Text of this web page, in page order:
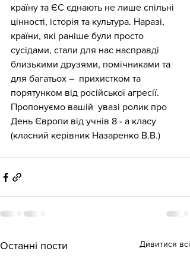
країну та ЄС єднають не лише спільні
цінності, історія та культура. Наразі,
країни, які раніше були просто
сусідами, стали для нас насправді
близькими друзями, помічниками та
для багатьох –  прихистком та
порятунком від російської агресії.
Пропонуємо вашій  увазі ролик про
День Європи від учнів 8 - а класу
(класний керівник Назаренко В.В.)
Останні пости Дивитися всі